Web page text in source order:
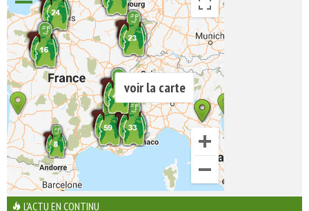
voir la carte
L'ACTU EN CONTINU